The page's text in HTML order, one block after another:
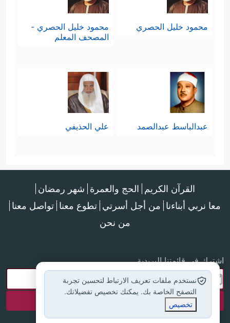
محمود خليل الحصري
محمود خليل الحصري -
المصحف المعلم
عبدالباسط عبدالصمد علي الحذيفي
القرآن الكريم الحج والعمرة شهر رمضان
معا نربي أبناءنا من أجل أسرتي تطوع معنا تواصل معنا
من نحن
اشترك في قائمتنا البريدية
نستخدم ملفات تعريف الارتباط لتحسين تجربة
التصفح الخاصة بك. يمكنك تخصيص تفضيلاتك.
تخصيص